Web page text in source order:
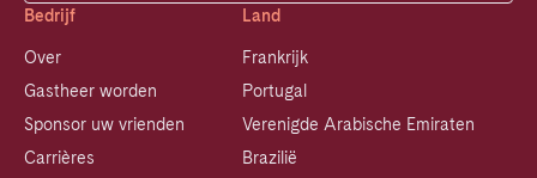
Bedrijf
Over
Gastheer worden
Sponsor uw vrienden
Carrières
Land
Frankrijk
Portugal
Verenigde Arabische Emiraten
Brazilië